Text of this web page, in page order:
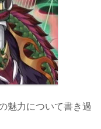
魅力について書き過